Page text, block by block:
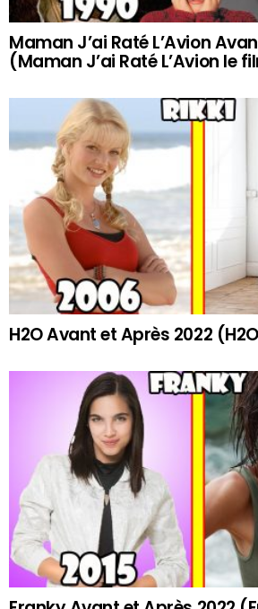
Maman J’ai Raté L’Avion
(Maman J’ai Raté L’Avion le
H2O Avant et Après 2022